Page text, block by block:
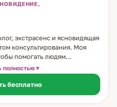
экстрасенс и ясновидящая
консультирования. Моя
помогать людям
ситуациях, особенно
и выбора пути. В
классические карты Таро,
системы позволяют
понять
полностью
бесплатно